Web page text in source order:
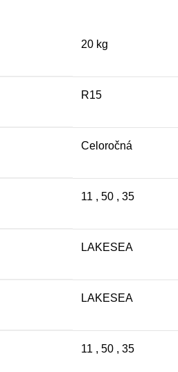
20 kg
R15
Celoročná
11 , 50 , 35
LAKESEA
LAKESEA
11 , 50 , 35